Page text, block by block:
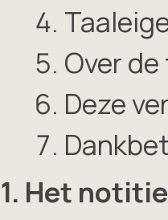
Over
Deze
1. Het